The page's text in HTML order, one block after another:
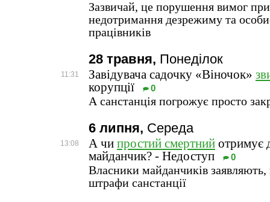
Зазвичай, це порушення вимог
недотримання дезрежиму та
працівників
28 травня, Понеділок
11:31 Завідувача садочку «Віночок»
корупції
0
А санстанція погрожує просто
6 липня, Середа
13:08 А чи простий смертний отримує
майданчик? - Недоступ
0
Власники майданчиків
штрафи санстанції